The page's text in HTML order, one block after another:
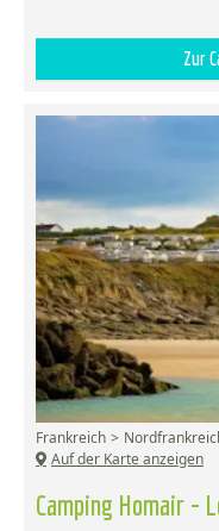
Zur
Camping Homair -
Frankreich
Auf der Karte anzeigen